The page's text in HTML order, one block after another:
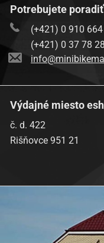
Potrebujete
(+421) 0 910
(+421) 0 37 78
Výdajné miesto
č. d. 422
Rišňovce 951 21